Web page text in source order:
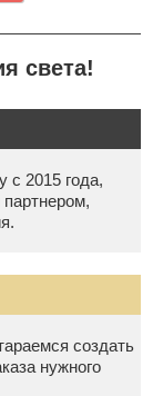
света!
с 2015 года,
создать
нужного